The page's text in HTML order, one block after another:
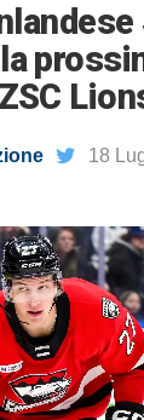
18